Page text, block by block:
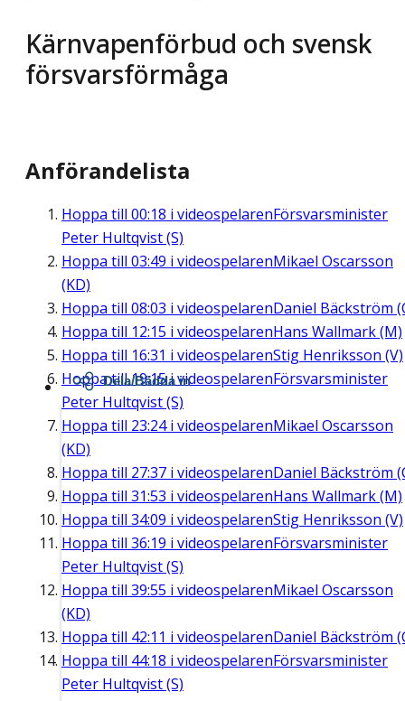
Kärnvapenförbud och svensk
försvarsförmåga
Anförandelista
Hoppa till 00:18 i videospelarenFörsvarsminister
Peter Hultqvist (S)
Hoppa till 03:49 i videospelarenMikael Oscarsson
(KD)
Hoppa till 08:03 i videospelarenDaniel Bäckström
Hoppa till 12:15 i videospelarenHans Wallmark (M)
Hoppa till 16:31 i videospelarenStig Henriksson (V)
Hoppa till19:15i videospelarenFörsvarsminister
Peter Hultqvist (S)
Hoppa till 23:24i videospelarenMikael Oscarsson
(KD)
Hoppa till 27:37 i videospelarenDaniel Bäckström
Hoppa till 31:53 i videospelarenHans Wallmark (M)
Hoppa till 34:09 i videospelarenStig Henriksson (V)
Hoppa till 36:19 i videospelarenFörsvarsminister
Peter Hultqvist (S)
Hoppa till 39:55 i videospelarenMikael Oscarsson
(KD)
Hoppa till 42:11 i videospelarenDaniel Bäckström
Hoppa till 44:18 i videospelarenFörsvarsminister
Peter Hultqvist (S)
Dela/Bädda in